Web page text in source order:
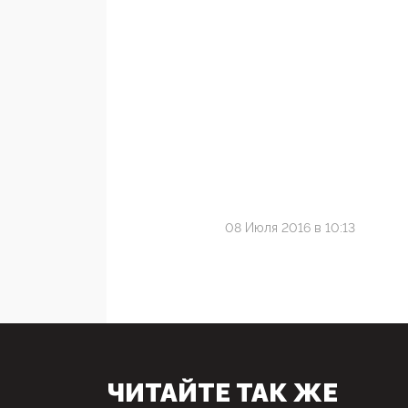
08 Июля 2016 в 10:13
ЧИТАЙТЕ ТАК ЖЕ